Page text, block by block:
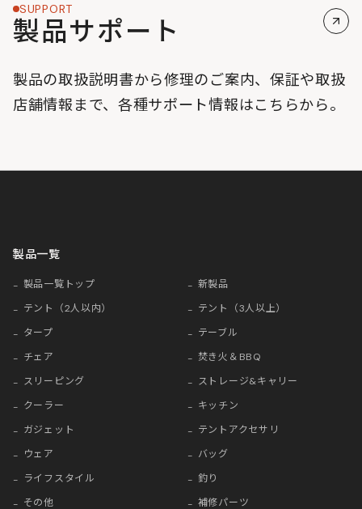
SUPPORT
製品サポート
製品の取扱説明書から修理のご案内、保証や取扱
店舗情報まで、各種サポート情報はこちらから。
製品一覧
製品一覧トップ
新製品
テント（2人以内）
テント（3人以上）
タープ
テーブル
チェア
焚き火＆BBQ
スリーピング
ストレージ&キャリー
クーラー
キッチン
ガジェット
テントアクセサリ
ウェア
バッグ
ライフスタイル
釣り
その他
補修パーツ